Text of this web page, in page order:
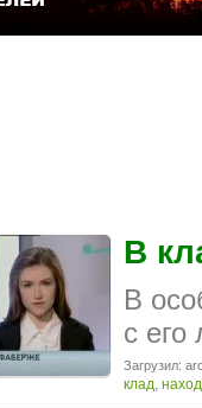
В
В
с
Загрузил:
клад,